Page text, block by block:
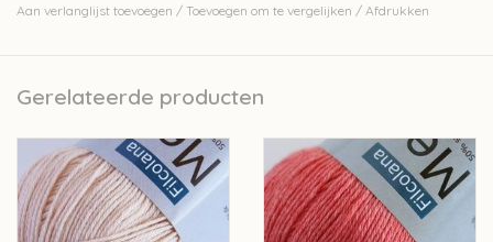
Bij onze pakketten vind jeverschillende stuks
50% wol - 50% pima-katoen
50 gram - 200 meter
Naalddikte: 2,5-3,5mm
Aan verlanglijst toevoegen / Toevoegen om te vergelijken / Afdrukken
Gerelateerde producten